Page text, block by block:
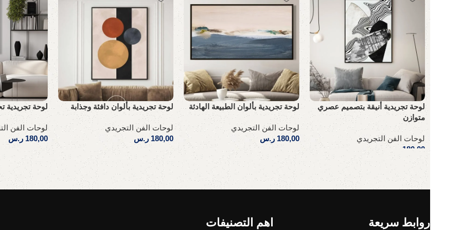
لوحة تجريدية أنيقة بتصميم عصري
متوازن
لوحات الفن التجريدي
180,00
ر.س
إضافة إلى السلة
لوحة تجريدية بألوان الطبيعة الهادئة
لوحات الفن التجريدي
180,00 ر.س
إضافة إلى السلة
لوحة تجريدية بألوان دافئة وجذابة
لوحات الفن التجريدي
180,00 ر.س
إضافة إلى السلة
لوحة تجريدية
لوحات الفن
180,00 ر.س
إضافة إلى السلة
Read More
روابط سريعة اهم التصنيفات